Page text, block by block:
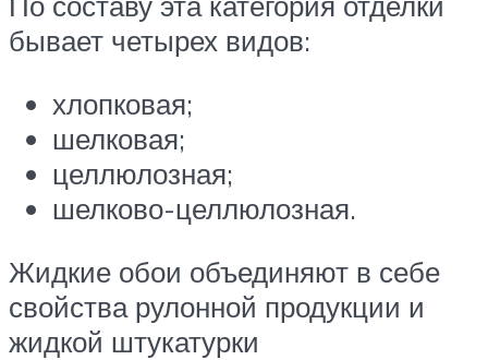
бывает четырех видов:
хлопковая;
шелковая;
целлюлозная;
шелково-целлюлозная.
Жидкие обои объединяют в себе
свойства рулонной продукции и
жидкой штукатурки